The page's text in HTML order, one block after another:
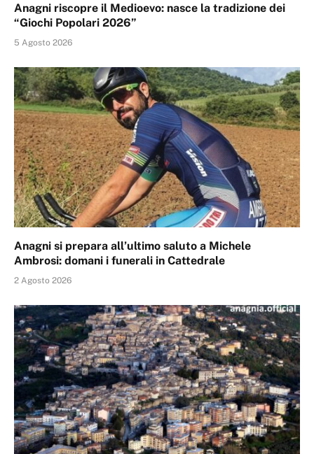
Anagni riscopre il Medioevo: nasce la tradizione dei
“Giochi Popolari 2026”
5 Agosto 2026
Anagni si prepara all’ultimo saluto a Michele
Ambrosi: domani i funerali in Cattedrale
2 Agosto 2026